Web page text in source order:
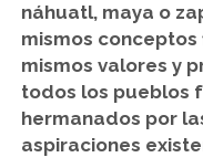
náhuatl, maya o
mismos
mismos valores y
todos los pueblos
hermanados por
aspiraciones